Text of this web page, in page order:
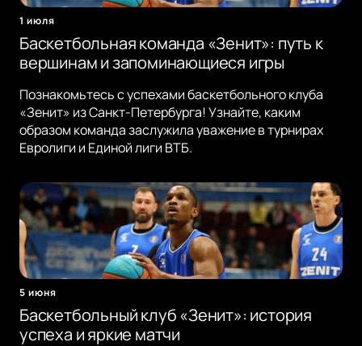
1 июля
Баскетбольная команда «Зенит»: путь к
вершинам и запоминающиеся игры
Познакомьтесь с успехами баскетбольного клуба
«Зенит» из Санкт-Петербурга! Узнайте, каким
образом команда заслужила уважение в турнирах
Евролиги и Единой лиги ВТБ.
5 июня
Баскетбольный клуб «Зенит»: история
успеха и яркие матчи